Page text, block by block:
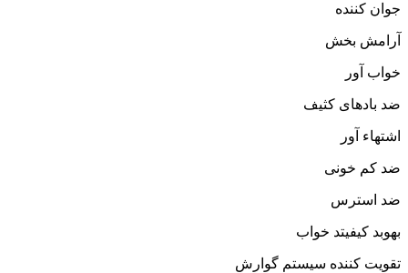
جوان کننده
آرامش بخش
خواب آور
ضد بادهای کثیف
اشتهاء آور
ضد کم خونی
ضد استرس
بهوبد کیفیتد خواب
تقویت کننده سیستم گوارش